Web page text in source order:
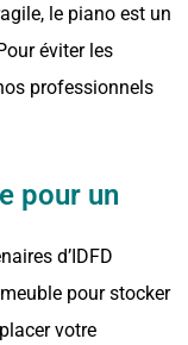
le piano est un
éviter les
professionnels
pour un
d’IDFD
pour stocker
votre